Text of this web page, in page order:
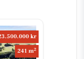
kr
241 m2